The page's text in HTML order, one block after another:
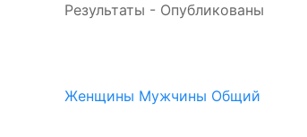
Результаты - Опубликованы
Женщины Мужчины Общий